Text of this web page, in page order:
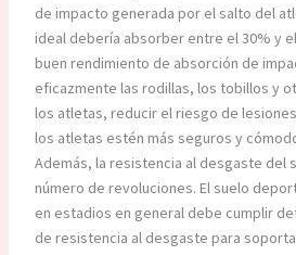
de impacto generada por el salto del
ideal debería absorber entre el 30% y
buen rendimiento de absorción de
eficazmente las rodillas, los tobillos y
los atletas, reducir el riesgo de
los atletas estén más seguros y
Además, la resistencia al desgaste del
número de revoluciones. El suelo
en estadios en general debe cumplir
de resistencia al desgaste para